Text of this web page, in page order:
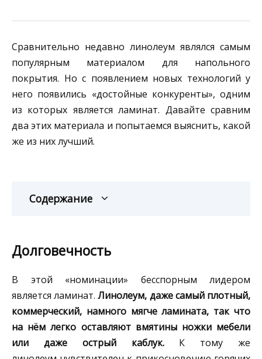
Сравнительно недавно линолеум являлся самым
популярным материалом для напольного
покрытия. Но с появлением новых технологий у
него появились «достойные конкуренты», одним
из которых является ламинат. Давайте сравним
два этих материала и попытаемся выяснить, какой
же из них лучший.
Содержание
Долговечность
В этой «номинации» бесспорным лидером
является ламинат.Линолеум, даже самый плотный,
коммерческий, намного мягче ламината, так что
на нём легко оставляют вмятины ножки мебели
или даже острый каблук. К тому же